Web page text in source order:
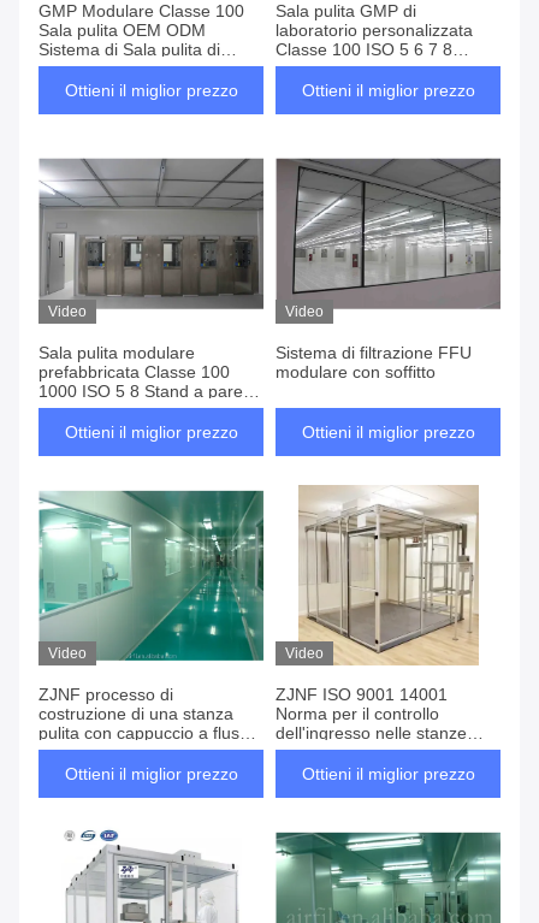
GMP Modulare Classe 100
Sala pulita OEM ODM
Sistema di Sala pulita di
sicurezza portabile senza
polvere
Ottieni il miglior prezzo
Sala pulita GMP di
laboratorio personalizzata
Classe 100 ISO 5 6 7 8
Sistema HVAC di stand
portatile modulare senza
Ottieni il miglior prezzo
Video
Sala pulita modulare
prefabbricata Classe 100
1000 ISO 5 8 Stand a parete
a tende in PVC morbido
Ottieni il miglior prezzo
Video
Sistema di filtrazione FFU
modulare con soffitto
Ottieni il miglior prezzo
Video
ZJNF processo di
costruzione di una stanza
pulita con cappuccio a flusso
laminare ffu unità di filtro del
ventilatore
Ottieni il miglior prezzo
Video
ZJNF ISO 9001 14001
Norma per il controllo
dell'ingresso nelle stanze
pulite
Ottieni il miglior prezzo